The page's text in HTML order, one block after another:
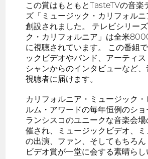
この賞はもともとTasteTVの音楽
ズ「ミュージック・カリフォル
創設されました。 テレビシリー
ク・カリフォルニア」は全米
に視聴されています。 この番組
ックビデオやバンド、アーティ
シャンからのインタビューなど
視聴者に届けます。
カリフォルニア・ミュージック・
ルム・アワードの毎年恒例のシ
ランシスコのユニークな音楽会
催され、ミュージックビデオ、
の出演、ファン、そしてもちろん
ビデオ賞が一堂に会する素晴らし